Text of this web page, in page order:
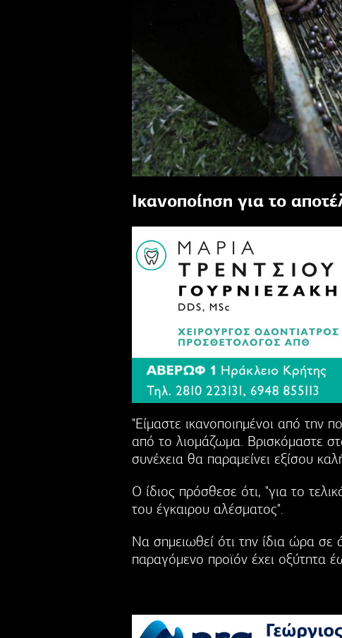
Ικανοποίηση για το
"Είμαστε ικανοποιημένοι από την
από το λιομάζωμα. Βρισκόμαστε
συνέχεια θα παραμείνει εξίσου
Ο ίδιος πρόσθεσε ότι, "για το
του έγκαιρου αλέσματος".
Να σημειωθεί ότι την ίδια ώρα σε
παραγόμενο προϊόν έχει οξύτητα